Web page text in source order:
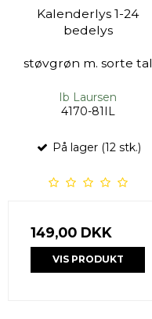
Kalenderlys 1-24
bedelys
støvgrøn m. sorte tal
Ib Laursen
4170-81IL
På lager (12 stk.)
149,00 DKK
VIS PRODUKT